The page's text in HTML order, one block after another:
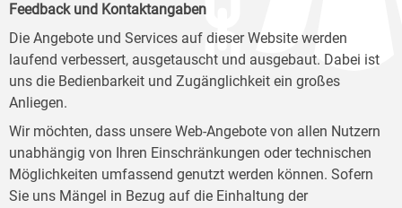
Feedback und Kontaktangaben
Die Angebote und Services auf dieser Website werden
laufend verbessert, ausgetauscht und ausgebaut. Dabei ist
uns die Bedienbarkeit und Zugänglichkeit ein großes
Anliegen.
Wir möchten, dass unsere Web-Angebote von allen Nutzern
unabhängig von Ihren Einschränkungen oder technischen
Möglichkeiten umfassend genutzt werden können. Sofern
Sie uns Mängel in Bezug auf die Einhaltung der